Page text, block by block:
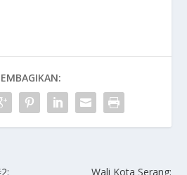
Wali Kota Serang: